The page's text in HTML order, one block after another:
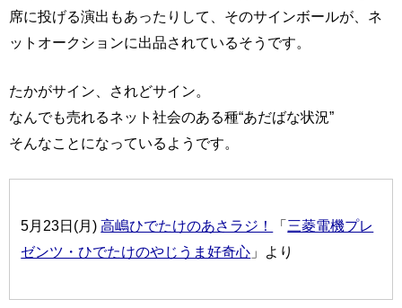
席に投げる演出もあったりして、そのサインボールが、ネ
ットオークションに出品されているそうです。
たかがサイン、されどサイン。
なんでも売れるネット社会のある種“あだばな状況”
そんなことになっているようです。
5月23日(月)高嶋ひでたけのあさラジ！ 「 三菱電機プレ
ゼンツ・ひでたけのやじうま好奇心 」より